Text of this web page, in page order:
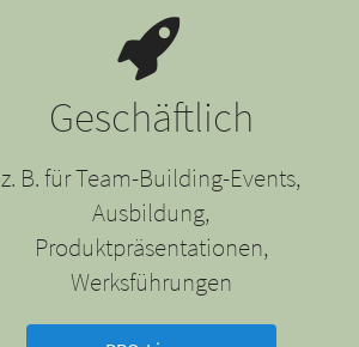
Geschäftlich
z. B. für Team-Building-Events,
Ausbildung,
Produktpräsentationen,
Werksführungen